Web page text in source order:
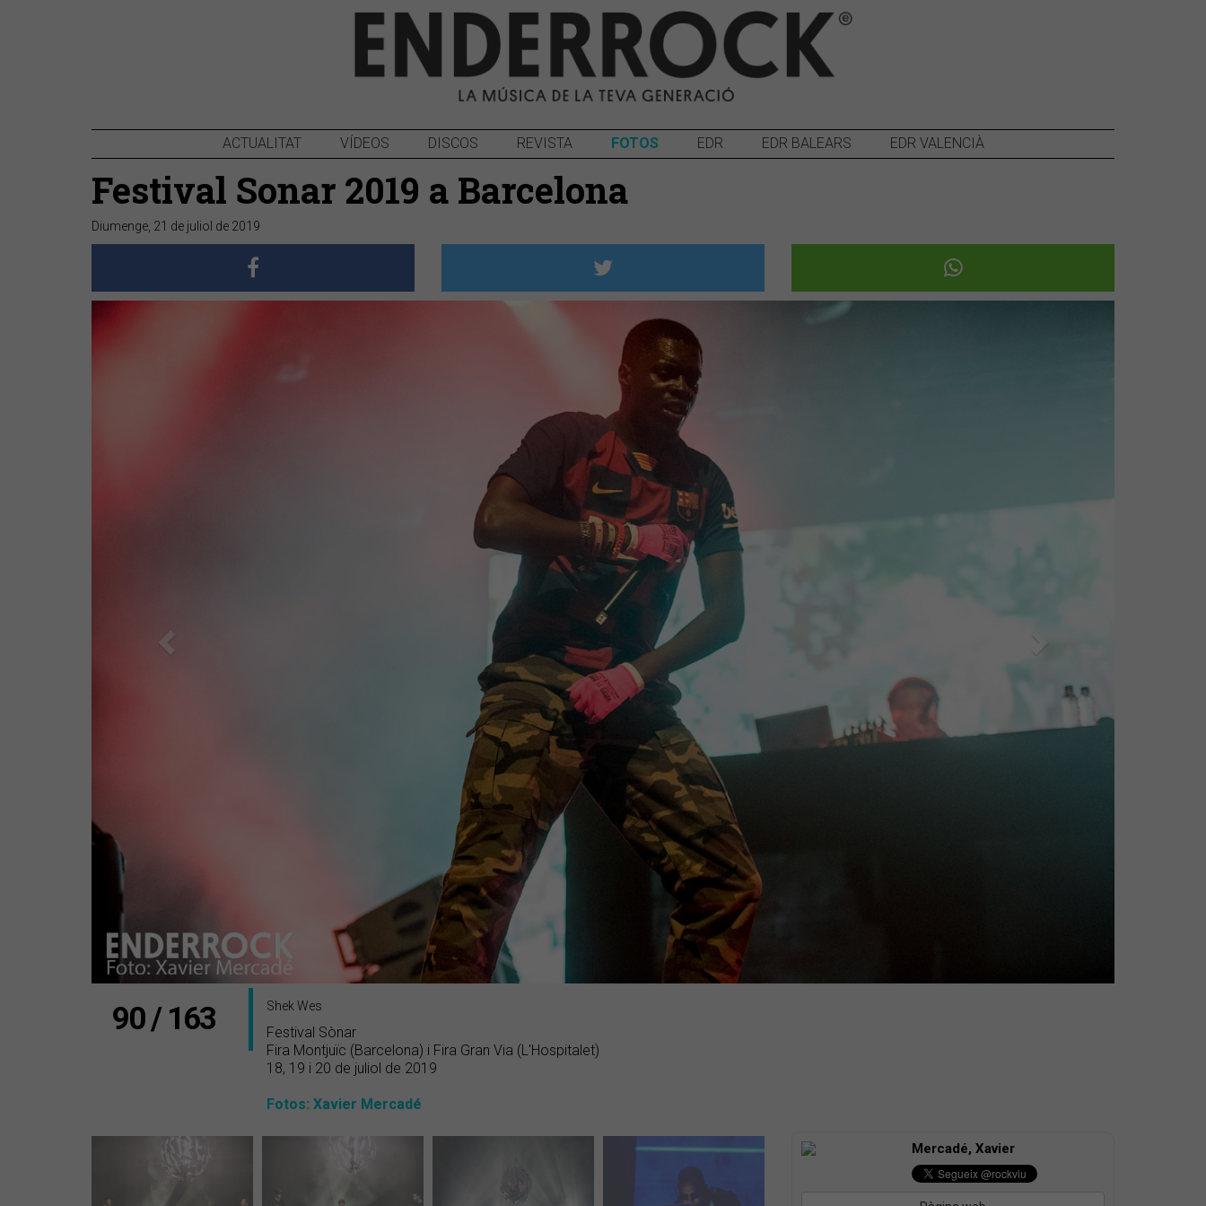
ACTUALITAT VÍDEOS DISCOS REVISTA FOTOS EDR EDR BALEARS EDR VALENCIÀ
Festival Sonar 2019 a Barcelona
Diumenge, 21 de juliol de 2019
90 / 163 Shek Wes
Festival Sònar
Fira Montjuïc (Barcelona) i Fira Gran Via (L'Hospitalet)
18, 19 i 20 de juliol de 2019
Fotos: Xavier Mercadé
Mercadé, Xavier